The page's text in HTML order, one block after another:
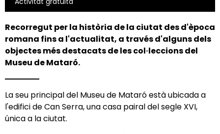
Recorregut per la història de la ciutat des d'època
romana fins a l'actualitat, a través d'alguns dels
objectes més destacats de les col·leccions del
Museu de Mataró.
La seu principal del Museu de Mataró està ubicada a
l'edifici de Can Serra, una casa pairal del segle XVI,
única a la ciutat.